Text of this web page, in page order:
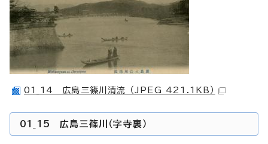
01_14 広島三篠川清流 （JPEG 421.1KB）
01_15 広島三篠川（字寺裏）